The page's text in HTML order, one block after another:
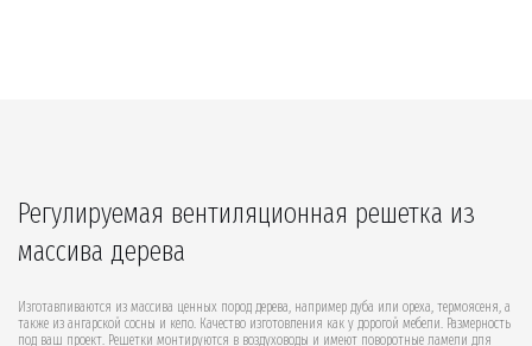
Регулируемая вентиляционная решетка из
массива дерева
Изготавливаются из массива ценных пород дерева, например дуба или ореха, термоясеня, а
также из ангарской сосны и кело. Качество изготовления как у дорогой мебели. Размерность
под ваш проект. Решетки монтируются в воздуховоды и имеют поворотные ламели для